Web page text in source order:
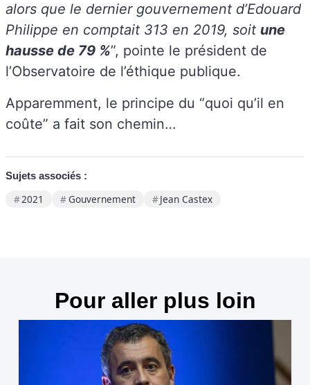
alors que le dernier gouvernement d’Edouard
Philippe en comptait 313 en 2019, soit une
hausse de 79 %”, pointe le président de
l’Observatoire de l’éthique publique.
Apparemment, le principe du “quoi qu’il en
coûte” a fait son chemin…
Sujets associés :
2021 Gouvernement Jean Castex
Pour aller plus loin